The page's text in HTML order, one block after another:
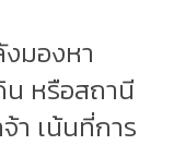
งมองหา
หรือสถานี
า เน้นที่การ